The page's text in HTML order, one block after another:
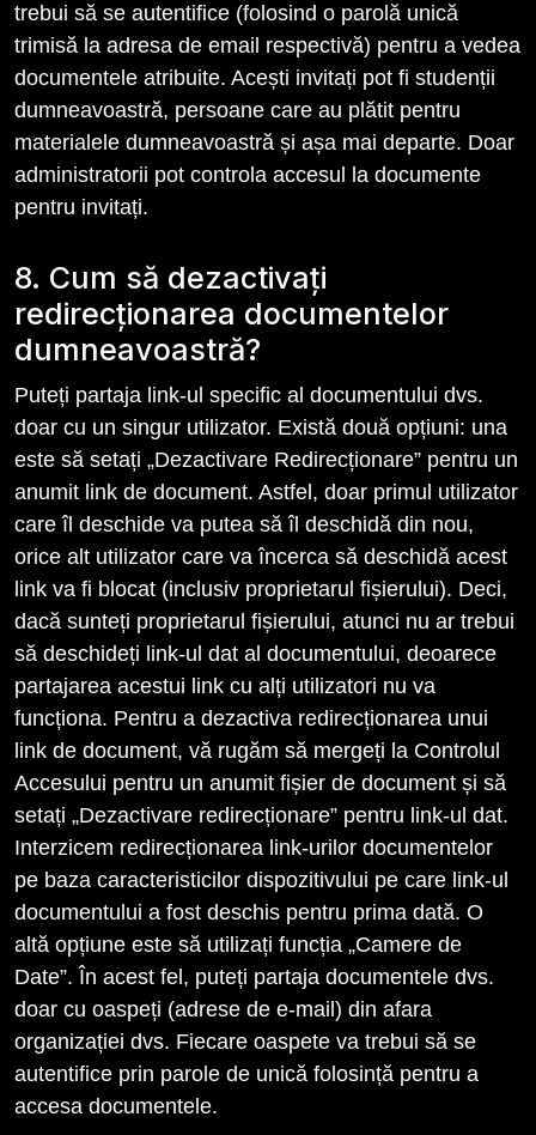
trebui să se autentifice (folosind o parolă unică
trimisă la adresa de email respectivă) pentru a vedea
documentele atribuite. Acești invitați pot fi studenții
dumneavoastră, persoane care au plătit pentru
materialele dumneavoastră și așa mai departe. Doar
administratorii pot controla accesul la documente
pentru invitați.
8. Cum să dezactivați
redirecționarea documentelor
dumneavoastră?
Puteți partaja link-ul specific al documentului dvs.
doar cu un singur utilizator. Există două opțiuni: una
este să setați „Dezactivare Redirecționare” pentru un
anumit link de document. Astfel, doar primul utilizator
care îl deschide va putea să îl deschidă din nou,
orice alt utilizator care va încerca să deschidă acest
link va fi blocat (inclusiv proprietarul fișierului). Deci,
dacă sunteți proprietarul fișierului, atunci nu ar trebui
să deschideți link-ul dat al documentului, deoarece
partajarea acestui link cu alți utilizatori nu va
funcționa. Pentru a dezactiva redirecționarea unui
link de document, vă rugăm să mergeți la Controlul
Accesului pentru un anumit fișier de document și să
setați „Dezactivare redirecționare” pentru link-ul dat.
Interzicem redirecționarea link-urilor documentelor
pe baza caracteristicilor dispozitivului pe care link-ul
documentului a fost deschis pentru prima dată. O
altă opțiune este să utilizați funcția „Camere de
Date”. În acest fel, puteți partaja documentele dvs.
doar cu oaspeți (adrese de e-mail) din afara
organizației dvs. Fiecare oaspete va trebui să se
autentifice prin parole de unică folosință pentru a
accesa documentele.